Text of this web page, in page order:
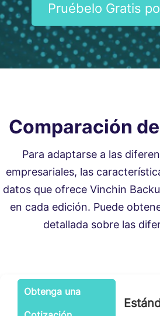
Pruébelo Gratis
Comparación
Para adaptarse a las
empresariales, las
datos que ofrece Vinchin
en cada edición. Puede
detallada sobre las
Obtenga una